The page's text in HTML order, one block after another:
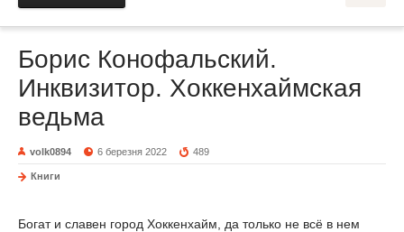
Борис Конофальский.
Инквизитор. Хоккенхаймская
ведьма
volk0894 6 березня 2022 489
Книги
Богат и славен город Хоккенхайм, да только не всё в нем